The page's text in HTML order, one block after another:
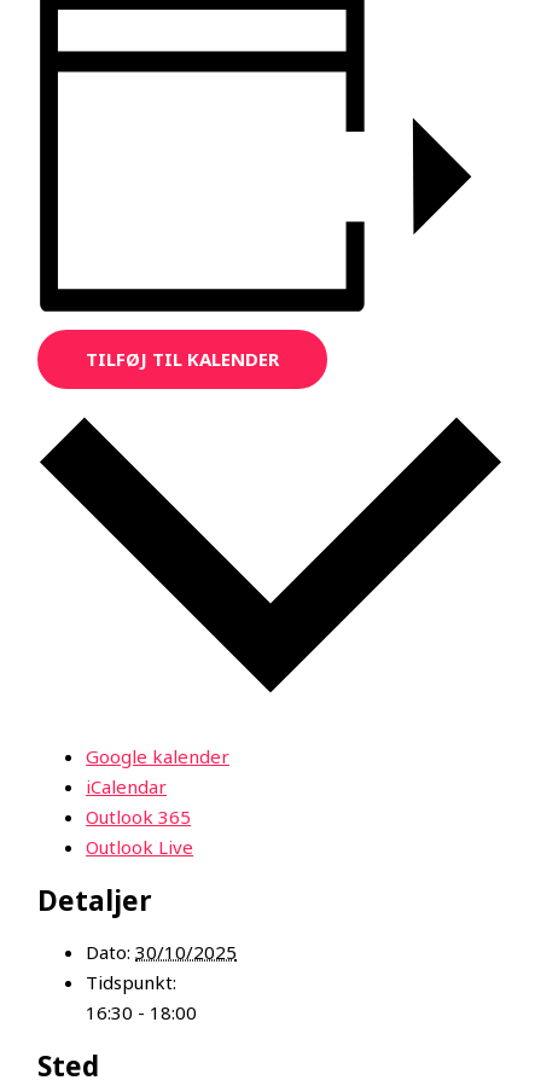
TILFØJ TIL KALENDER
Google kalender
iCalendar
Outlook 365
Outlook Live
Detaljer
Dato: 30/10/2025
Tidspunkt:
16:30 - 18:00
Sted